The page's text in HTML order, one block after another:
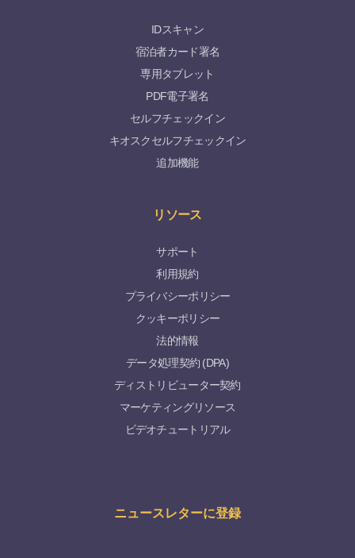
IDスキャン
宿泊者カード署名
専用タブレット
PDF電子署名
セルフチェックイン
キオスクセルフチェックイン
追加機能
リソース
サポート
利用規約
プライバシーポリシー
クッキーポリシー
法的情報
データ処理契約 (DPA)
ディストリビューター契約
マーケティングリソース
ビデオチュートリアル
ニュースレターに登録